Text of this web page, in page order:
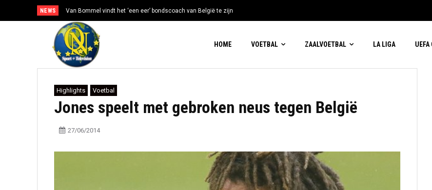
NEWS Van Bommel vindt het ‘een eer’ bondscoach van België te zijn
HOME VOETBAL ZAALVOETBAL LA LIGA
Highlights Voetbal
Jones speelt met gebroken neus tegen België
27/06/2014